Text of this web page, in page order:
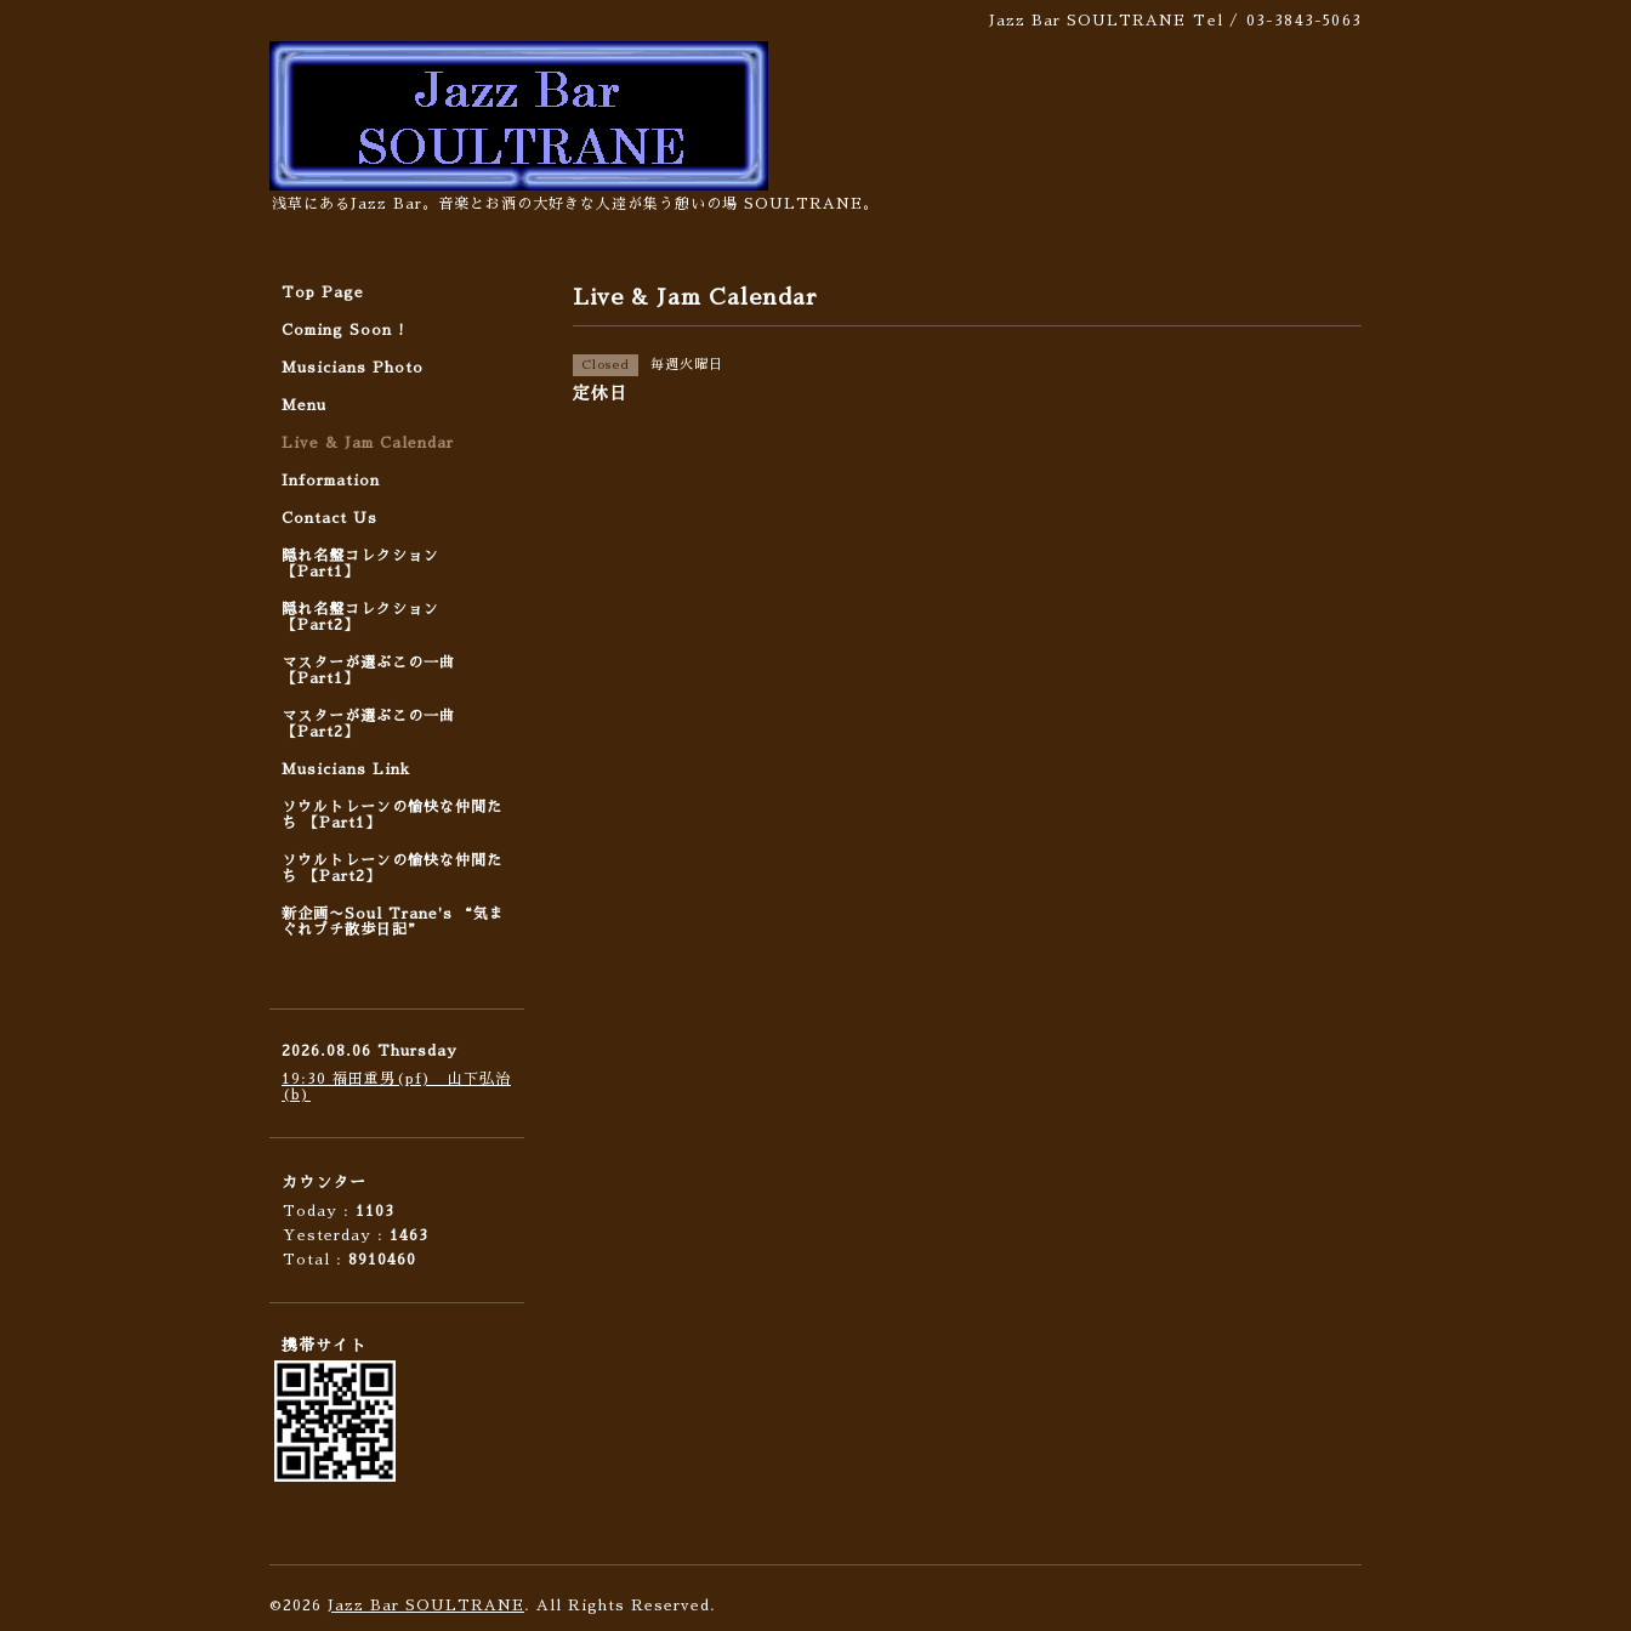
Jazz Bar SOULTRANE Tel / 03-3843-5063
浅草にあるJazz Bar。音楽とお酒の大好きな人達が集う憩いの場 SOULTRANE。
Live & Jam Calendar
Closed 毎週火曜日
定休日
Top Page
Coming Soon !
Musicians Photo
Menu
Live & Jam Calendar
Information
Contact Us
隠れ名盤コレクション
【Part1】
隠れ名盤コレクション
【Part2】
マスターが選ぶこの一曲
【Part1】
マスターが選ぶこの一曲
【Part2】
Musicians Link
ソウルトレーンの愉快な仲間た
ち 【Part1】
ソウルトレーンの愉快な仲間た
ち 【Part2】
新企画〜Soul Trane's “気ま
ぐれプチ散歩日記”
2026.08.06 Thursday
19:30 福田重男(pf) 山下弘治
(b)
カウンター
Today : 1103
Yesterday : 1463
Total : 8910460
携帯サイト
©2026 Jazz Bar SOULTRANE . All Rights Reserved.